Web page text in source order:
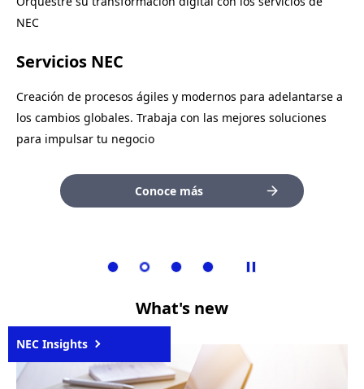
actualizaciones de NEC y tendencias tecnológicas que
deben estar en tu radar.
NEC
Servicios NEC
Creación de procesos ágiles y modernos para adelantarse a
los cambios globales. Trabaja con las mejores soluciones
para impulsar tu negocio
Conoce más
Más información
Ciudad
Asegurando entornos conectados, seguros y eficientes.
Más información
What's new
NEC Insights